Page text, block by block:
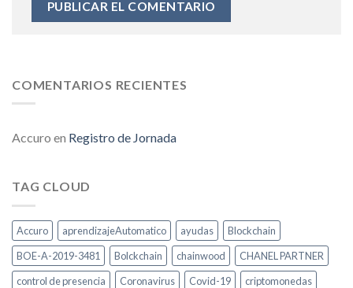
COMENTARIOS RECIENTES
Accuro en Registro de Jornada
TAG CLOUD
Accuro aprendizajeAutomatico ayudas
Blockchain
BOE-A-2019-3481
Bolckchain chainwood
CHANEL PARTNER
control de presencia
Coronavirus Covid-19
criptomonedas